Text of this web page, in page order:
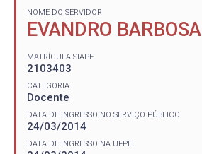
NOME DO SERVIDOR
EVANDRO BARBOSA
MATRÍCULA SIAPE
2103403
CATEGORIA
Docente
DATA DE INGRESSO NO SERVIÇO PÚBLICO
24/03/2014
DATA DE INGRESSO NA UFPEL